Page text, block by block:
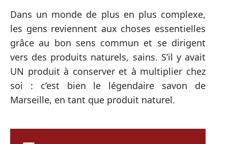
Dans un monde de plus en plus complexe,
les gens reviennent aux choses essentielles
grâce au bon sens commun et se dirigent
vers des produits naturels, sains. S’il y avait
UN produit à conserver et à multiplier chez
soi : c’est bien le légendaire savon de
Marseille, en tant que produit naturel.